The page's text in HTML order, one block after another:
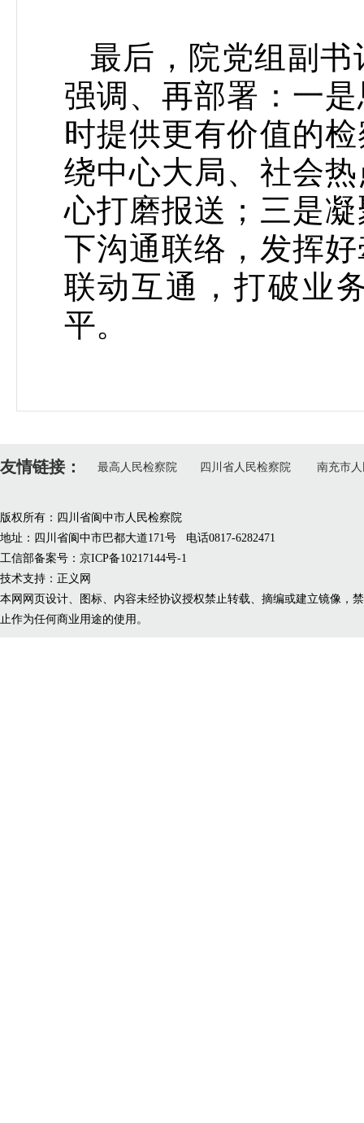
最后，院党组副
强调、再部署：一
时提供更有价值的
绕中心大局、社会
心打磨报送；三是
下沟通联络，发挥
联动互通，打破业
平。
友情链接： 最高人民检察院 四川省人民检察院 南充市
版权所有：四川省阆中市人民检察院
地址：四川省阆中市巴都大道171号 电话0817-6282471
工信部备案号：京ICP备10217144号-1
技术支持：正义网
本网网页设计、图标、内容未经协议授权禁止转载、摘编或建立镜像，禁
止作为任何商业用途的使用。